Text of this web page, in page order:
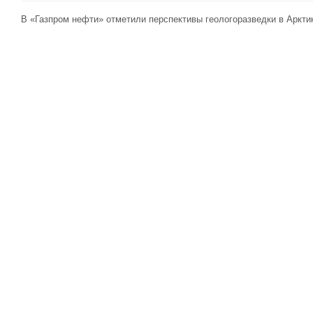
В «Газпром нефти» отметили перспективы геологоразведки в